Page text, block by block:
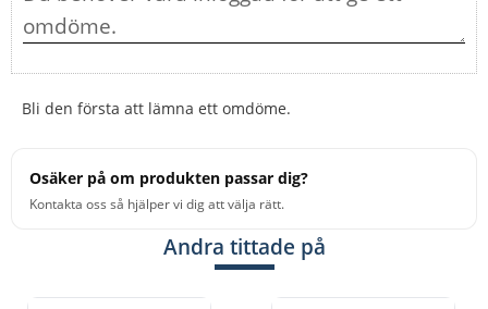
Bli den första att lämna ett omdöme.
Osäker på om produkten passar dig?
Kontakta oss så hjälper vi dig att välja rätt.
Andra tittade på